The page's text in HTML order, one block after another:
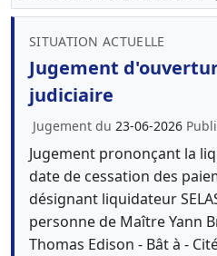
SITUATION ACTUELLE
Jugement
judiciaire
Jugement du 23-06-2026
Jugement prononçant la
date de cessation des
désignant liquidateur
personne de Maître Yann
Thomas Edison - Bât à -